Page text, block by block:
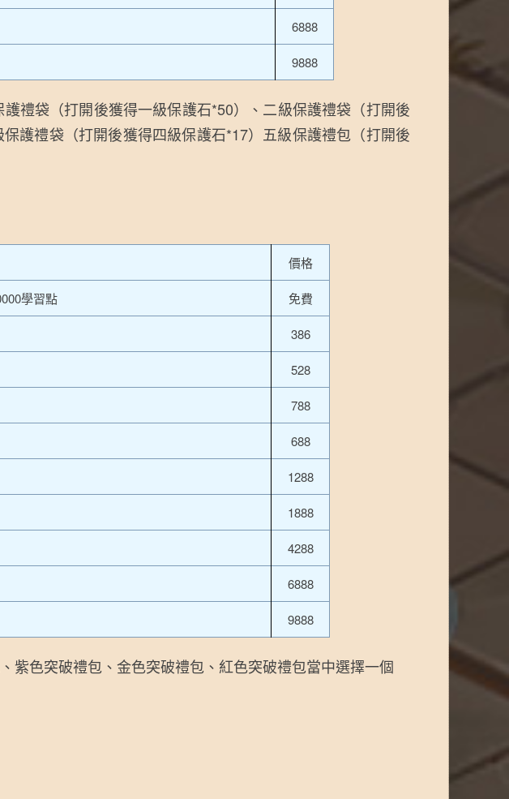
6888
9888
護禮袋（打開後獲得一級保護石*50）、二級保護禮袋（打開後
護禮袋（打開後獲得四級保護石*17）五級保護禮包（打開後
價格
學習點 免費
386
528
788
688
1288
1888
4288
6888
9888
紫色突破禮包、金色突破禮包、紅色突破禮包當中選擇一個